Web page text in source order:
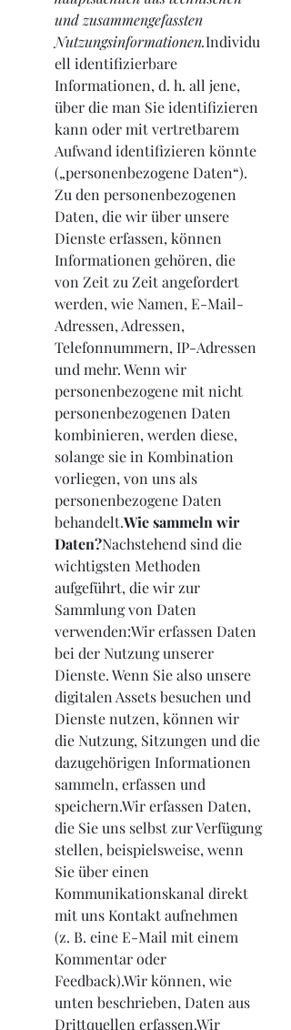
und zusammengefassten
Nutzungsinformationen.Individu
ell identifizierbare
Informationen, d. h. all jene,
über die man Sie identifizieren
kann oder mit vertretbarem
Aufwand identifizieren könnte
(„personenbezogene Daten“).
Zu den personenbezogenen
Daten, die wir über unsere
Dienste erfassen, können
Informationen gehören, die
von Zeit zu Zeit angefordert
werden, wie Namen, E-Mail-
Adressen, Adressen,
Telefonnummern, IP-Adressen
und mehr. Wenn wir
personenbezogene mit nicht
personenbezogenen Daten
kombinieren, werden diese,
solange sie in Kombination
vorliegen, von uns als
personenbezogene Daten
behandelt.Wie sammeln wir
Daten?Nachstehend sind die
wichtigsten Methoden
aufgeführt, die wir zur
Sammlung von Daten
verwenden:Wir erfassen Daten
bei der Nutzung unserer
Dienste. Wenn Sie also unsere
digitalen Assets besuchen und
Dienste nutzen, können wir
die Nutzung, Sitzungen und die
dazugehörigen Informationen
sammeln, erfassen und
speichern.Wir erfassen Daten,
die Sie uns selbst zur Verfügung
stellen, beispielsweise, wenn
Sie über einen
Kommunikationskanal direkt
mit uns Kontakt aufnehmen
(z. B. eine E-Mail mit einem
Kommentar oder
Feedback).Wir können, wie
unten beschrieben, Daten aus
Drittquellen erfassen.Wir